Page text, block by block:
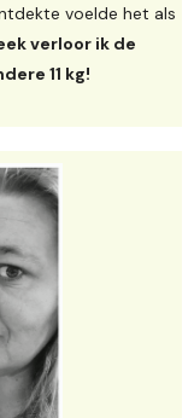
voelde het als
verloor ik de
11 kg!